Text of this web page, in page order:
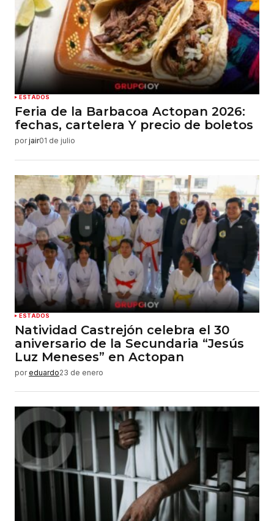
ESTADOS
Feria de la Barbacoa Actopan 2026:
fechas, cartelera Y precio de boletos
por jair01 de julio
ESTADOS
Natividad Castrejón celebra el 30
aniversario de la Secundaria “Jesús
Luz Meneses” en Actopan
por eduardo23 de enero